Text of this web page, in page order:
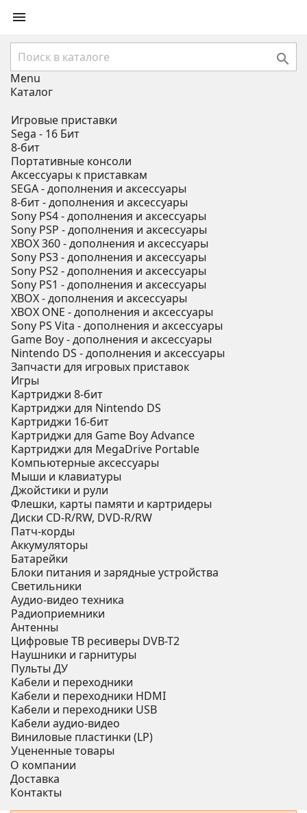


Menu
Каталог
Игровые приставки
Sega - 16 Бит
8-бит
Портативные консоли
Аксессуары к приставкам
SEGA - дополнения и аксессуары
8-бит - дополнения и аксессуары
Sony PS4 - дополнения и аксессуары
Sony PSP - дополнения и аксессуары
XBOX 360 - дополнения и аксессуары
Sony PS3 - дополнения и аксессуары
Sony PS2 - дополнения и аксессуары
Sony PS1 - дополнения и аксессуары
XBOX - дополнения и аксессуары
XBOX ONE - дополнения и аксессуары
Sony PS Vita - дополнения и аксессуары
Game Boy - дополнения и аксессуары
Nintendo DS - дополнения и аксессуары
Запчасти для игровых приставок
Игры
Картриджи 8-бит
Картриджи для Nintendo DS
Картриджи 16-бит
Картриджи для Game Boy Advance
Картриджи для MegaDrive Portable
Компьютерные аксессуары
Мыши и клавиатуры
Джойстики и рули
Флешки, карты памяти и картридеры
Диски CD-R/RW, DVD-R/RW
Патч-корды
Аккумуляторы
Батарейки
Блоки питания и зарядные устройства
Светильники
Аудио-видео техника
Радиоприемники
Антенны
Цифровые ТВ ресиверы DVB-T2
Наушники и гарнитуры
Пульты ДУ
Кабели и переходники
Кабели и переходники HDMI
Кабели и переходники USB
Кабели аудио-видео
Виниловые пластинки (LP)
Уцененные товары
О компании
Доставка
Контакты